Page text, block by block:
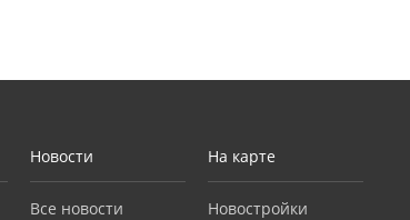
Новости
Все новости
На карте
Новостройки